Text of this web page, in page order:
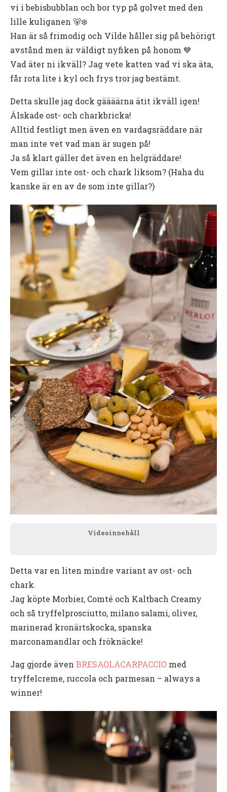
vi i bebisbubblan och bor typ på golvet med den
lille kuliganen 🐻‍❄️
Han är så frimodig och Vilde håller sig på behörigt
avstånd men är väldigt nyfiken på honom 💙
Vad äter ni ikväll? Jag vete katten vad vi ska äta,
får rota lite i kyl och frys tror jag bestämt.
Detta skulle jag dock gäääärna ätit ikväll igen!
Älskade ost- och charkbricka!
Alltid festligt men även en vardagsräddare när
man inte vet vad man är sugen på!
Ja så klart gäller det även en helgräddare!
Vem gillar inte ost- och chark liksom? (Haha du
kanske är en av de som inte gillar?)
Videoinnehåll
Detta var en liten mindre variant av ost- och
chark.
Jag köpte Morbier, Comté och Kaltbach Creamy
och så tryffelprosciutto, milano salami, oliver,
marinerad kronärtskocka, spanska
marconamandlar och fröknäcke!
Jag gjorde även BRESAOLACARPACCIO med
tryffelcreme, ruccola och parmesan – always a
winner!